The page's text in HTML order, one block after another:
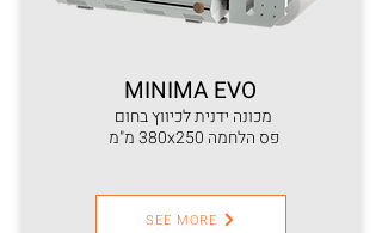
MINIMA EVO
מכונה ידנית לכיווץ בחום
פס הלחמה 380x250 מ"מ
SEE MORE